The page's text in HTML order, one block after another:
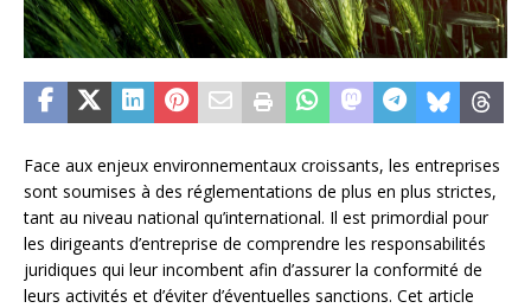
Face aux enjeux environnementaux croissants, les entreprises
sont soumises à des réglementations de plus en plus strictes,
tant au niveau national qu’international. Il est primordial pour
les dirigeants d’entreprise de comprendre les responsabilités
juridiques qui leur incombent afin d’assurer la conformité de
leurs activités et d’éviter d’éventuelles sanctions. Cet article